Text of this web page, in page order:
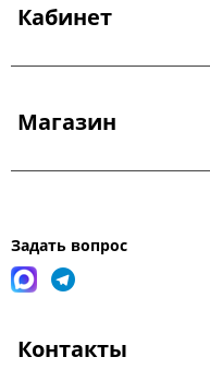
Кабинет
Магазин
Задать вопрос
Контакты